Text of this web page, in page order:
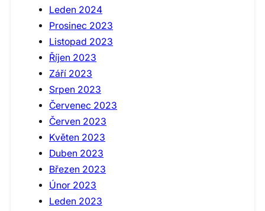
Leden 2024
Prosinec 2023
Listopad 2023
Říjen 2023
Září 2023
Srpen 2023
Červenec 2023
Červen 2023
Květen 2023
Duben 2023
Březen 2023
Únor 2023
Leden 2023